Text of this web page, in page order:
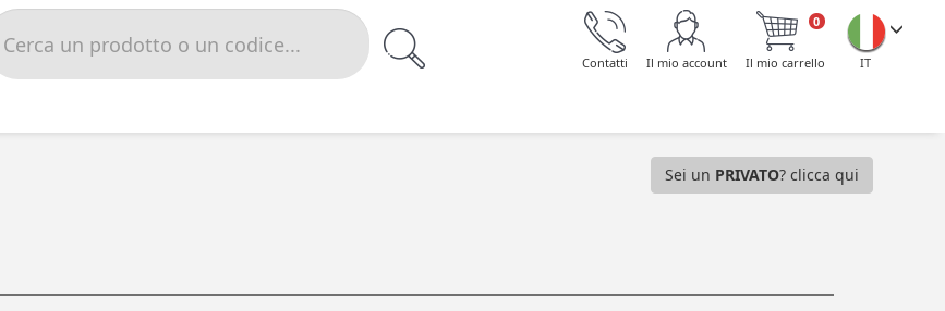
IT
0
Il mio carrello
Il mio account
Contatti
Sei un PRIVATO? clicca qui